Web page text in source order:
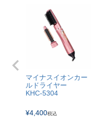
マイナスイオンカー
ルドライヤー
KHC-5304
¥4,400税込